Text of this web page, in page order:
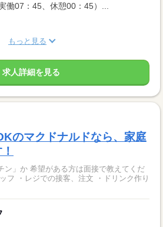
働07：45、休憩00：45）...
もっと見る
求人詳細を見る
のマクドナルドなら、家庭
ン」か 希望がある方は面接で教えてくだ